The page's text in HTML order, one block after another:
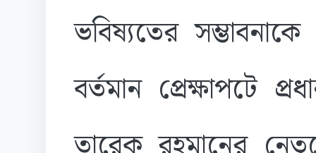
ভবিষ্যতের
বর্তমান প্রেক্ষাপটে